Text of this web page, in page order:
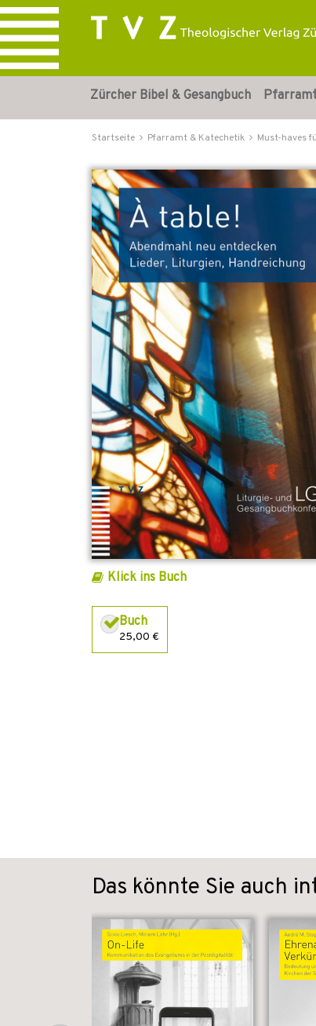
Zürcher Bibel & Gesangbuch
Startseite Pfarramt & Katechetik Must-haves
Klick ins Buch
Buch
25,00 €
Das könnte Sie auch